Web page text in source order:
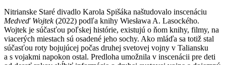
Nitrianske Staré divadlo Karola Spišáka naštudovalo inscenáciu
Medveď Wojtek(2022) podľa knihy Wiesława A. Lasockého.
Wojtek je súčasťou poľskej histórie, existujú o ňom knihy, filmy, na
viacerých miestach sú osadené jeho sochy. Ako mláďa sa totiž stal
súčasťou roty bojujúcej počas druhej svetovej vojny v Taliansku
a s vojakmi napokon ostal. Predloha umožnila v inscenácii pre deti